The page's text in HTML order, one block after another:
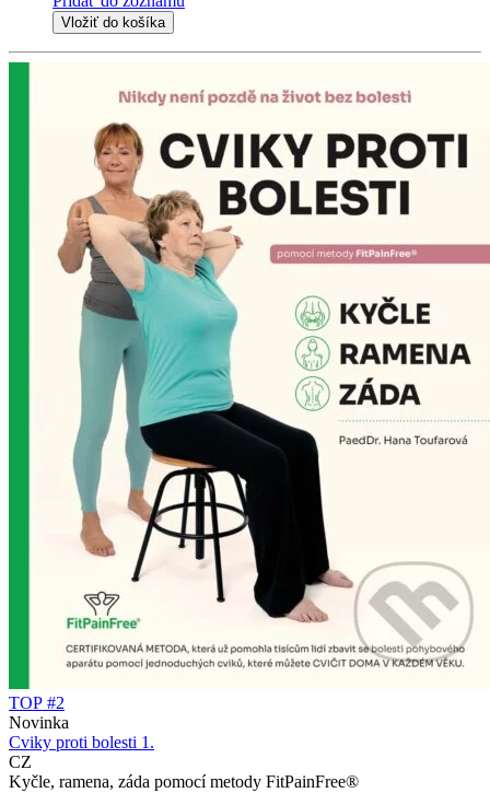
Vložiť do košíka
TOP #2
Novinka
Cviky proti bolesti 1.
CZ
Kyčle, ramena, záda pomocí metody FitPainFree®